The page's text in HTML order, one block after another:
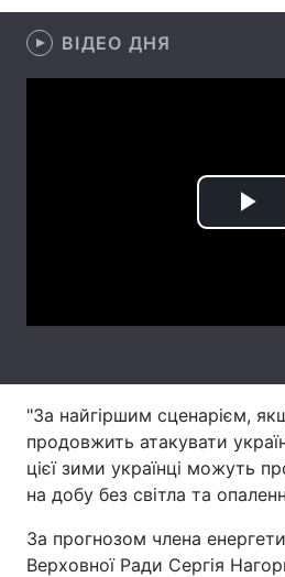
АрхівВІДЕО ДНЯ
"За найгіршим сценарієм,
продовжить атакувати
цієї зими українці можуть
на добу без світла та
За прогнозом члена
Верховної Ради Сергія